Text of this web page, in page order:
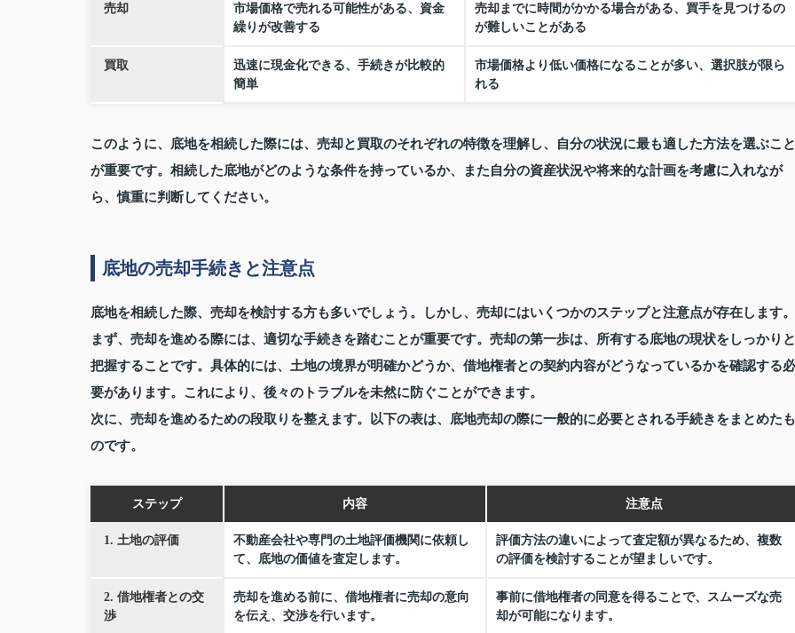
売却
市場価格で売れる可能性がある、資金
繰りが改善する
売却までに時間がかかる場合がある、買手を見つけるの
が難しいことがある
買取
迅速に現金化できる、手続きが比較的
簡単
市場価格より低い価格になることが多い、選択肢が限ら
れる
このように、底地を相続した際には、売却と買取のそれぞれの特徴を理解し、自分の状況に最も適した方法を選ぶこと
が重要です。相続した底地がどのような条件を持っているか、また自分の資産状況や将来的な計画を考慮に入れなが
ら、慎重に判断してください。
底地の売却手続きと注意点
底地を相続した際、売却を検討する方も多いでしょう。しかし、売却にはいくつかのステップと注意点が存在します。
まず、売却を進める際には、適切な手続きを踏むことが重要です。売却の第一歩は、所有する底地の現状をしっかりと
把握することです。具体的には、土地の境界が明確かどうか、借地権者との契約内容がどうなっているかを確認する必
要があります。これにより、後々のトラブルを未然に防ぐことができます。
次に、売却を進めるための段取りを整えます。以下の表は、底地売却の際に一般的に必要とされる手続きをまとめたも
のです。
ステップ 内容 注意点
1. 土地の評価
不動産会社や専門の土地評価機関に依頼し
て、底地の価値を査定します。
評価方法の違いによって査定額が異なるため、複数
の評価を検討することが望ましいです。
2. 借地権者との交
渉
売却を進める前に、借地権者に売却の意向
を伝え、交渉を行います。
事前に借地権者の同意を得ることで、スムーズな売
却が可能になります。